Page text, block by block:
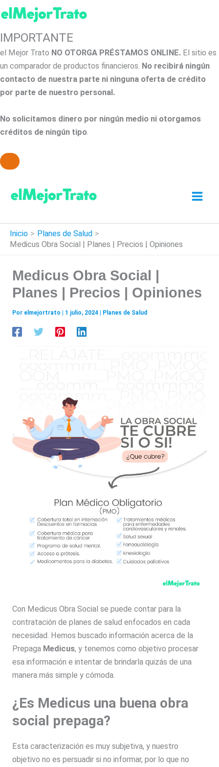
IMPORTANTE
el Mejor Trato NO OTORGA PRÉSTAMOS ONLINE. El sitio es
un comparador de productos financieros. No recibirá ningún
contacto de nuestra parte ni ninguna oferta de crédito
por parte de nuestro personal.
No solicitamos dinero por ningún medio ni otorgamos
créditos de ningún tipo.
contenido
Inicio
Planes de Salud
Medicus Obra Social | Planes | Precios | Opiniones
Medicus Obra Social |
Planes | Precios | Opiniones
Por elmejortrato 1 julio, 2024 Planes de Salud
Con Medicus Obra Social se puede contar para la
contratación de planes de salud enfocados en cada
necesidad. Hemos buscado información acerca de la
Prepaga Medicus, y tenemos como objetivo procesar
esa información e intentar de brindarla quizás de una
manera más simple y cómoda.
¿Es Medicus una buena obra
social prepaga?
Esta caracterización es muy subjetiva, y nuestro
objetivo no es persuadir si no informar, por lo que no